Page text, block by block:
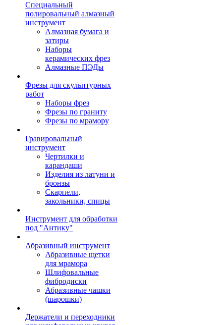
Специальный
полировальный алмазный
инструмент
Алмазная бумага и
затиры
Наборы
керамических фрез
Алмазные ПЭДы
Фрезы для скульптурных
работ
Наборы фрез
Фрезы по граниту
Фрезы по мрамору
Гравировальный
инструмент
Чертилки и
карандаши
Изделия из латуни и
бронзы
Скарпели,
закольники, спицы
Инструмент для обработки
под "Антику"
Абразивный инструмент
Абразивные щетки
для мрамора
Шлифовальные
фибродиски
Абразивные чашки
(шарошки)
Держатели и переходники